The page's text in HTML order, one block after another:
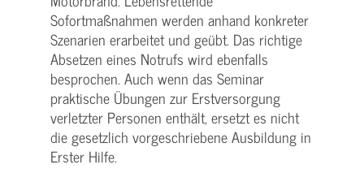
Sofortmaßnahmen werden anhand konkreter
Szenarien erarbeitet und geübt. Das richtige
Absetzen eines Notrufs wird ebenfalls
besprochen. Auch wenn das Seminar
praktische Übungen zur Erstversorgung
verletzter Personen enthält, ersetzt es nicht
die gesetzlich vorgeschriebene Ausbildung in
Erster Hilfe.